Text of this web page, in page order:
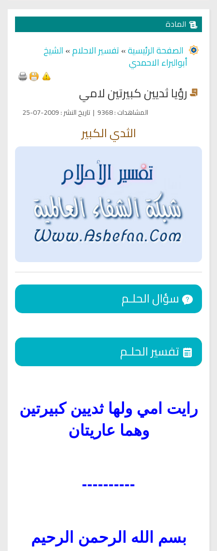
المادة
الصفحة الرئيسية»تفسير الاحلام»الشيخ
أبوالبراء الاحمدي
رؤيا ثديين كبيرتين لامي
المشاهدات:
9368
| تاريخ النشر:
2009-07-25
الثدي الكبير
رايت امي ولها ثديين كبيرتين
وهما عاريتان
----------
بسم الله الرحمن الرحيم